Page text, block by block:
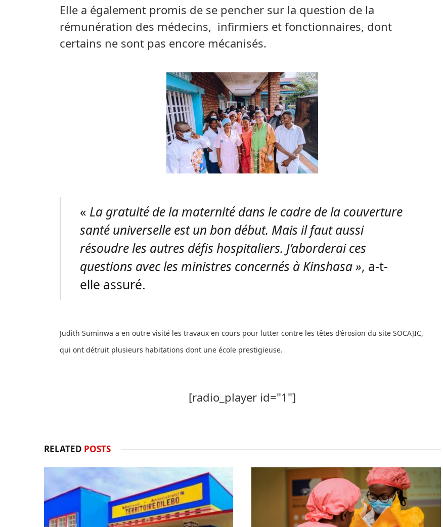
Elle a également promis de se pencher sur la question de la
rémunération des médecins, infirmiers et fonctionnaires, dont
certains ne sont pas encore mécanisés.
« La gratuité de la maternité dans le cadre de la couverture
santé universelle est un bon début. Mais il faut aussi
résoudre les autres défis hospitaliers. J’aborderai ces
questions avec les ministres concernés à Kinshasa », a-t-
elle assuré.
Judith Suminwa a en outre visité les travaux en cours pour lutter contre les têtes d’érosion du site SOCAJIC,
qui ont détruit plusieurs habitations dont une école prestigieuse.
[radio_player id="1"]
RELATED POSTS